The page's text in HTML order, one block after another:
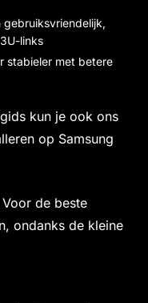
gebruiksvriendelijk,
links
stabieler met betere
kun je ook ons
op Samsung
de beste
ondanks de kleine